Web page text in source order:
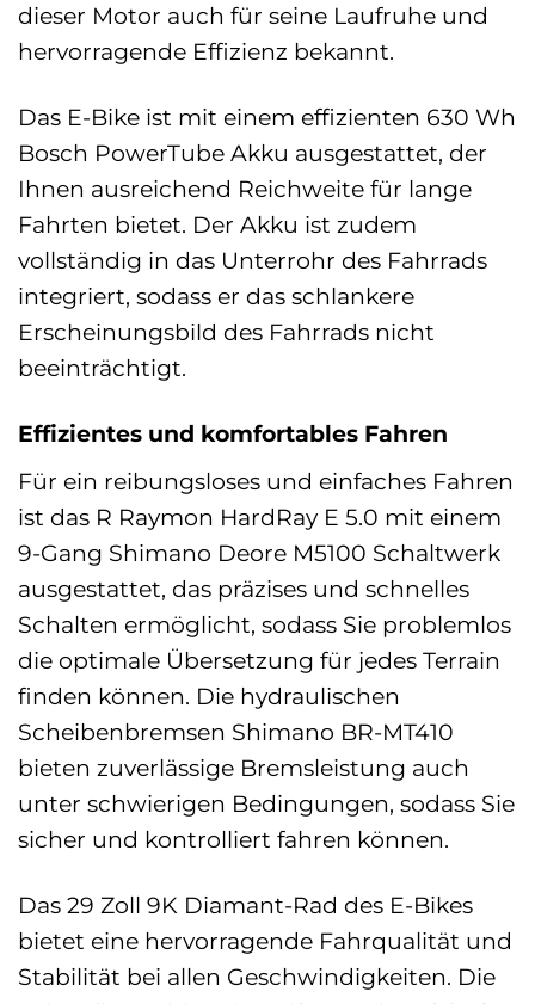
dieser Motor auch für seine Laufruhe und
hervorragende Effizienz bekannt.
Das E-Bike ist mit einem effizienten 630 Wh
Bosch PowerTube Akku ausgestattet, der
Ihnen ausreichend Reichweite für lange
Fahrten bietet. Der Akku ist zudem
vollständig in das Unterrohr des Fahrrads
integriert, sodass er das schlankere
Erscheinungsbild des Fahrrads nicht
beeinträchtigt.
Effizientes und komfortables Fahren
Für ein reibungsloses und einfaches Fahren
ist das R Raymon HardRay E 5.0 mit einem
9-Gang Shimano Deore M5100 Schaltwerk
ausgestattet, das präzises und schnelles
Schalten ermöglicht, sodass Sie problemlos
die optimale Übersetzung für jedes Terrain
finden können. Die hydraulischen
Scheibenbremsen Shimano BR-MT410
bieten zuverlässige Bremsleistung auch
unter schwierigen Bedingungen, sodass Sie
sicher und kontrolliert fahren können.
Das 29 Zoll 9K Diamant-Rad des E-Bikes
bietet eine hervorragende Fahrqualität und
Stabilität bei allen Geschwindigkeiten. Die